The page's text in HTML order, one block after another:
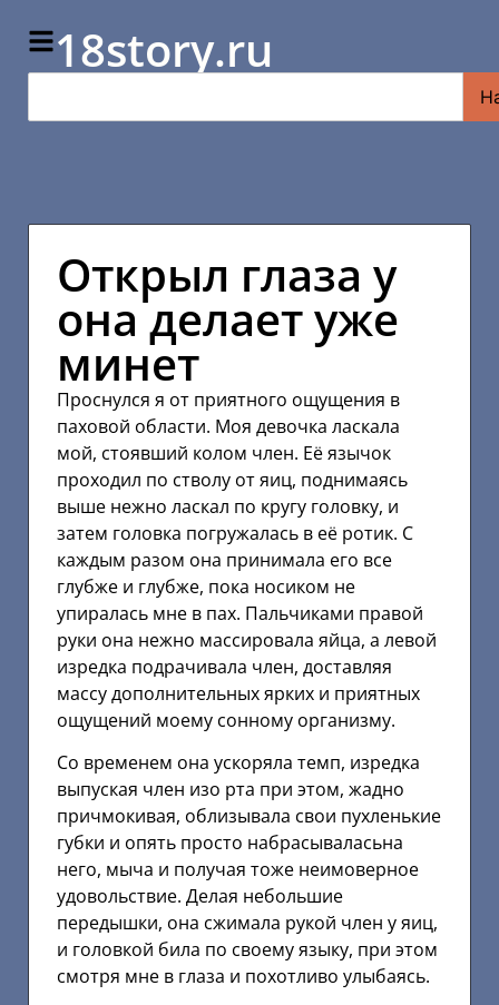
18story.ru
Открыл глаза у
она делает уже
минет
Проснулся я от приятного ощущения в
паховой области. Моя девочка ласкала
мой, стоявший колом член. Её язычок
проходил по стволу от яиц, поднимаясь
выше нежно ласкал по кругу головку, и
затем головка погружалась в её ротик. С
каждым разом она принимала его все
глубже и глубже, пока носиком не
упиралась мне в пах. Пальчиками правой
руки она нежно массировала яйца, а левой
изредка подрачивала член, доставляя
массу дополнительных ярких и приятных
ощущений моему сонному организму.
Со временем она ускоряла темп, изредка
выпуская член изо рта при этом, жадно
причмокивая, облизывала свои пухленькие
губки и опять просто набрасываласьна
него, мыча и получая тоже неимоверное
удовольствие. Делая небольшие
передышки, она сжимала рукой член у яиц,
и головкой била по своему языку, при этом
смотря мне в глаза и похотливо улыбаясь.